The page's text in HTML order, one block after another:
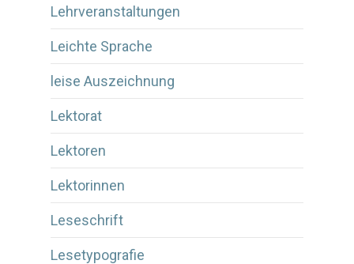
Lehrveranstaltungen
Leichte Sprache
leise Auszeichnung
Lektorat
Lektoren
Lektorinnen
Leseschrift
Lesetypografie